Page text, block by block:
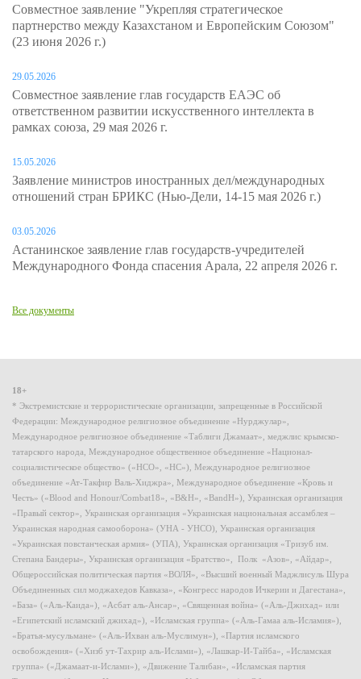
Совместное заявление "Укрепляя стратегическое
партнерство между Казахстаном и Европейским Союзом"
(23 июня 2026 г.)
29.05.2026
Совместное заявление глав государств ЕАЭС об
ответственном развитии искусственного интеллекта в
рамках союза, 29 мая 2026 г.
15.05.2026
Заявление министров иностранных дел/международных
отношений стран БРИКС (Нью-Дели, 14-15 мая 2026 г.)
03.05.2026
Астанинское заявление глав государств-учредителей
Международного Фонда спасения Арала, 22 апреля 2026 г.
Все документы
18+
* Экстремистские и террористические организации, запрещенные в Российской
Федерации: Международное религиозное объединение «Нурджулар»,
Международное религиозное объединение «Таблиги Джамаат», меджлис крымско-
татарского народа, Международное общественное объединение «Национал-
социалистическое общество» («НСО», «НС»), Международное религиозное
объединение «Ат-Такфир Валь-Хиджра», Международное объединение «Кровь и
Честь» («Blood and Honour/Combat18», «B&H», «BandH»), Украинская организация
«Правый сектор», Украинская организация «Украинская национальная ассамблея –
Украинская народная самооборона» (УНА - УНСО), Украинская организация
«Украинская повстанческая армия» (УПА), Украинская организация «Тризуб им.
Степана Бандеры», Украинская организация «Братство», Полк «Азов», «Айдар»,
Общероссийская политическая партия «ВОЛЯ», «Высший военный Маджлисуль Шура
Объединенных сил моджахедов Кавказа», «Конгресс народов Ичкерии и Дагестана»,
«База» («Аль-Каида»), «Асбат аль-Ансар», «Священная война» («Аль-Джихад» или
«Египетский исламский джихад»), «Исламская группа» («Аль-Гамаа аль-Исламия»),
«Братья-мусульмане» («Аль-Ихван аль-Муслимун»), «Партия исламского
освобождения» («Хизб ут-Тахрир аль-Ислами»), «Лашкар-И-Тайба», «Исламская
группа» («Джамаат-и-Ислами»), «Движение Талибан», «Исламская партия